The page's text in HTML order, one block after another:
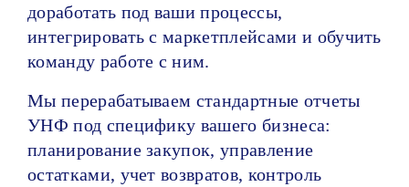
доработать под ваши процессы,
интегрировать с маркетплейсами и обучить
команду работе с ним.
Мы перерабатываем стандартные отчеты
УНФ под специфику вашего бизнеса:
планирование закупок, управление
остатками, учет возвратов, контроль